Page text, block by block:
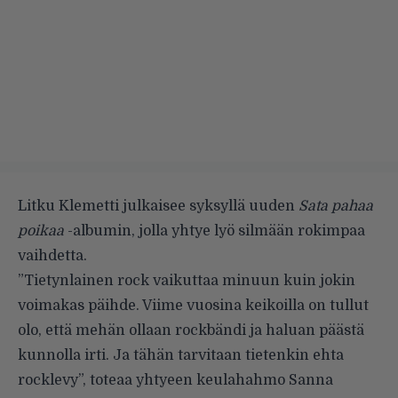
Litku Klemetti julkaisee syksyllä uuden Sata pahaa
poikaa -albumin, jolla yhtye lyö silmään rokimpaa
vaihdetta.
”Tietynlainen rock vaikuttaa minuun kuin jokin
voimakas päihde. Viime vuosina keikoilla on tullut
olo, että mehän ollaan rockbändi ja haluan päästä
kunnolla irti. Ja tähän tarvitaan tietenkin ehta
rocklevy”, toteaa yhtyeen keulahahmo Sanna